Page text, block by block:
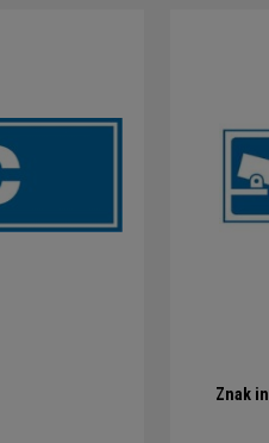
Znak